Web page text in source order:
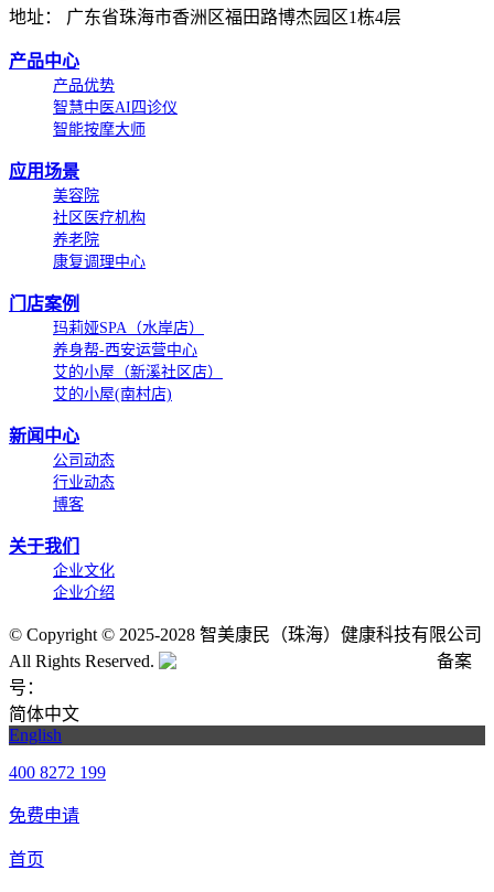
地址： 广东省珠海市香洲区福田路博杰园区1栋4层
产品中心
产品优势
智慧中医AI四诊仪
智能按摩大师
应用场景
美容院
社区医疗机构
养老院
康复调理中心
门店案例
玛莉娅SPA（水岸店）
养身帮-西安运营中心
艾的小屋（新溪社区店）
艾的小屋(南村店)
新闻中心
公司动态
行业动态
博客
关于我们
企业文化
企业介绍
© Copyright © 2025-2028 智美康民（珠海）健康科技有限公司
All Rights Reserved.
备案
号：
简体中文
English
400 8272 199
免费申请
首页